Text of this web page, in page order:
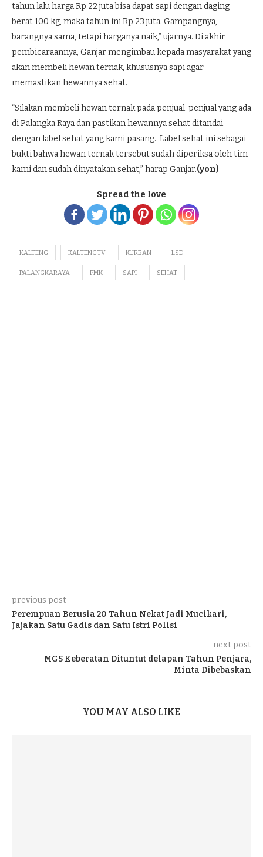
tahun lalu harga Rp 22 juta bisa dapat sapi dengan daging
berat 100 kg, maka tahun ini Rp 23 juta. Gampangnya,
barangnya sama, tetapi harganya naik,” ujarnya. Di akhir
pembicaraannya, Ganjar mengimbau kepada masyarakat yang
akan membeli hewan ternak, khususnya sapi agar
memastikan hewannya sehat.
“Silakan membeli hewan ternak pada penjual-penjual yang ada
di Palangka Raya dan pastikan hewannya sehat ditandai
dengan label sehat yang kami pasang. Label sehat ini sebagai
bukti bahwa hewan ternak tersebut sudah diperiksa oleh tim
kami dan sudah dinyatakan sehat,” harap Ganjar.(yon)
Spread the love
KALTENG KALTENGTV KURBAN LSD
PALANGKARAYA PMK SAPI SEHAT
previous post
Perempuan Berusia 20 Tahun Nekat Jadi Mucikari,
Jajakan Satu Gadis dan Satu Istri Polisi
next post
MGS Keberatan Dituntut delapan Tahun Penjara,
Minta Dibebaskan
YOU MAY ALSO LIKE